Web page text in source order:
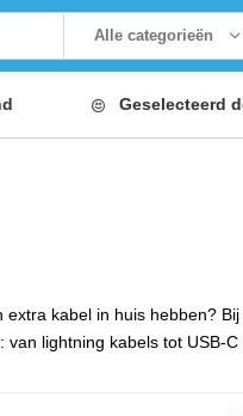
Alle categorieën
Geselecteerd
kabel in huis hebben?
lightning kabels tot USB-C